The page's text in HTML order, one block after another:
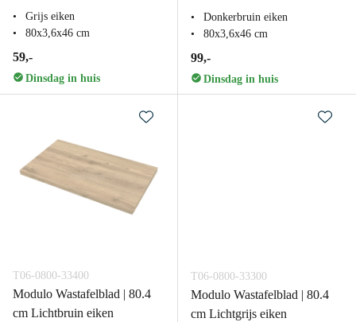
Grijs eiken
80x3,6x46 cm
59,-
Dinsdag in huis
Donkerbruin eiken
80x3,6x46 cm
99,-
Dinsdag in huis
T06-0800-33400
Modulo Wastafelblad | 80.4
cm Lichtbruin eiken
T06-0800-33300
Modulo Wastafelblad | 80.4
cm Lichtgrijs eiken